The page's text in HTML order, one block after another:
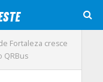
Fortaleza cresce
QRBus